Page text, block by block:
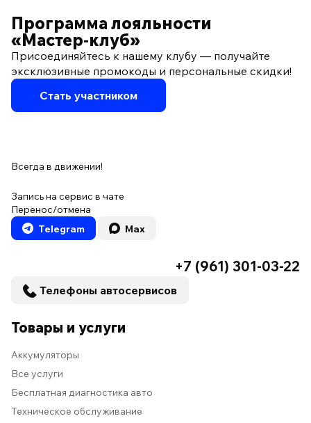
Программа лояльности
«Мастер‑клуб»
Присоединяйтесь к нашему клубу — получайте
эксклюзивные промокоды и персональные скидки!
Стать участником
Всегда в движении!
Запись на сервис в чате
Перенос/отмена
Telegram
Max
+7 (961) 301-03-22
Телефоны автосервисов
Товары и услуги
Аккумуляторы
Все услуги
Бесплатная диагностика авто
Техническое обслуживание